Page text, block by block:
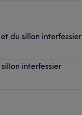
du sillon interfessier
interfessier